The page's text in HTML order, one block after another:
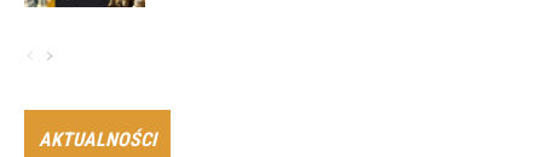
AKTUALNOŚCI